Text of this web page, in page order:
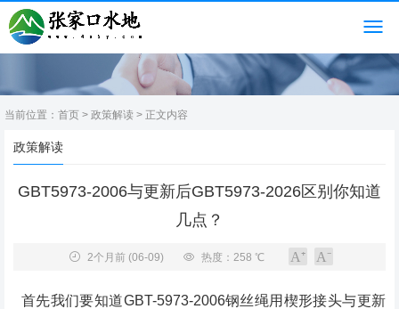
当前位置： 首页 > 政策解读 > 正文内容
政策解读
GBT5973-2006与更新后GBT5973-2026区别你知道
几点？
2个月前(06-09) 热度：258 ℃
首先我们要知道GBT-5973-2006钢丝绳用楔形接头与更新